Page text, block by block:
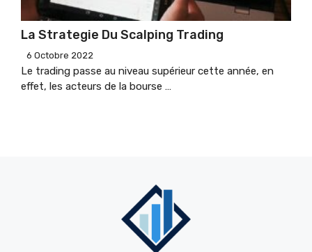
La Strategie Du Scalping Trading
6 Octobre 2022
Le trading passe au niveau supérieur cette année, en
effet, les acteurs de la bourse …